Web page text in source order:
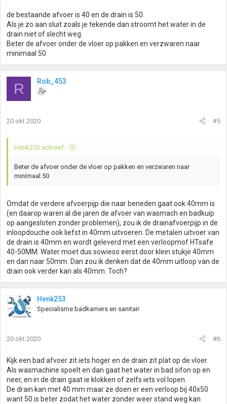
de bestaande afvoer is 40 en de drain is 50.
Als je zo aan sluit zoals je tekende dan stroomt het water in de
drain niet of slecht weg.
Beter de afvoer onder de vloer op pakken en verzwaren naar
minimaal 50
R Rob_453
20 okt 2020 #5
Henk253 schreef:
Beter de afvoer onder de vloer op pakken en verzwaren naar
minimaal 50
Omdat de verdere afvoerpijp die naar beneden gaat ook 40mm is
(en daarop waren al die jaren de afvoer van wasmach en badkuip
op aangesloten zonder problemen), zou ik de drainafvoerpijp in de
inloopdouche ook liefst in 40mm uitvoeren. De metalen uitvoer van
de drain is 40mm en wordt geleverd met een verloopmof HTsafe
40-50MM. Water moet dus sowieso eerst door klein stukje 40mm
en dan naar 50mm. Dan zou ik denken dat de 40mm uitloop van de
drain ook verder kan als 40mm. Toch?
Henk253
Specialisme badkamers en sanitair
20 okt 2020 #6
Kijk een bad afvoer zit iets hoger en de drain zit plat op de vloer.
Als wasmachine spoelt en dan gaat het water in bad sifon op en
neer, en in de drain gaat ie klokken of zelfs iets vol lopen.
De drain kan met 40 mm maar ze doen er een verloop bij 40x50
want 50 is beter zodat het water zonder weer stand weg kan